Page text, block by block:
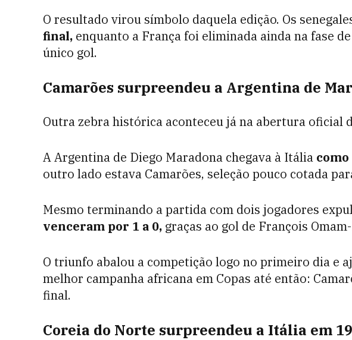
O resultado virou símbolo daquela edição. Os
final, enquanto a França foi eliminada ainda na fase
único gol.
Camarões surpreendeu a Argentina de
Outra zebra histórica aconteceu já na abertura oficial
A Argentina de Diego Maradona chegava à Itália
outro lado estava Camarões, seleção pouco cotada
Mesmo terminando a partida com dois jogadores
venceram por 1 a 0, graças ao gol de François
O triunfo abalou a competição logo no primeiro dia e
melhor campanha africana em Copas até então:
final.
Coreia do Norte surpreendeu a Itália em